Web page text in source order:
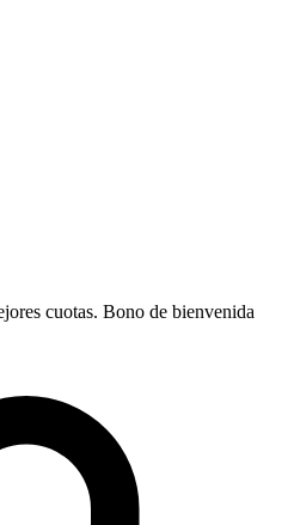
cuotas. Bono de bienvenida